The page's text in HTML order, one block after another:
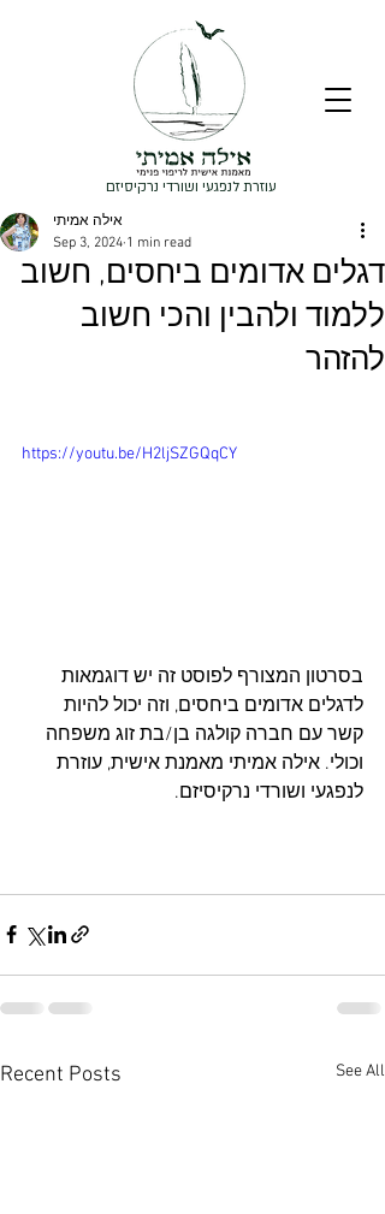
עוזרת לנפגעי ושורדי נרקיסיזם
דגלים אדומים ביחסים, חשוב
ללמוד ולהבין והכי חשוב
להזהר
אילה אמיתי
Sep 3, 2024 1 min read
https://youtu.be/H2ljSZGQqCY
בסרטון המצורף לפוסט זה יש דוגמאות
לדגלים אדומים ביחסים, וזה יכול להיות
קשר עם חברה קולגה בן/בת זוג משפחה
וכולי. אילה אמיתי מאמנת אישית, עוזרת
לנפגעי ושורדי נרקיסיזם.
Recent Posts See All